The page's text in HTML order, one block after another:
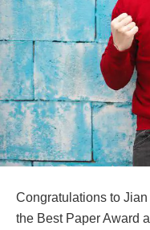
Congratulations to
the Best Paper Award